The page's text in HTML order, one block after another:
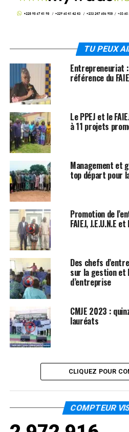
TU PEUX
Entrepreneuriat :
référence du
Le PPEJ et le
à 11 projets
Management et
top départ pour
Promotion de
FAIEJ, J.E.U.N.E
Des chefs
sur la gestion et
d’entreprise
CMJE 2023 :
lauréats
CLIQUEZ POUR
COMPTEUR